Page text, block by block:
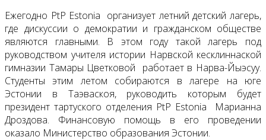
Ежегодно РtР Estonia организует летний детский лагерь,
где дискуссии о демократии и гражданском обществе
являются главными. В этом году такой лагерь под
руководством учителя истории Нарвской кесклиннаской
гимназии Тамары Цветковой работает в Нарва-Йыэсуу.
Студенты этим летом собираются в лагере на юге
Эстонии в Таэваскоя, руководить которым будет
президент тартуского отделения PtP Estonia Марианна
Дроздова. Финансовую помощь в его проведении
оказало Министерство образования Эстонии.